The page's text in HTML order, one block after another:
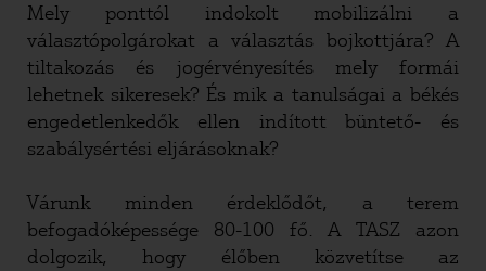
Mely ponttól indokolt mobilizálni a
választópolgárokat a választás bojkottjára? A
tiltakozás és jogérvényesítés mely formái
lehetnek sikeresek? És mik a tanulságai a békés
engedetlenkedők ellen indított büntető- és
szabálysértési eljárásoknak?
Várunk minden érdeklődőt, a terem
befogadóképessége 80-100 fő. A TASZ azon
dolgozik, hogy élőben közvetítse az